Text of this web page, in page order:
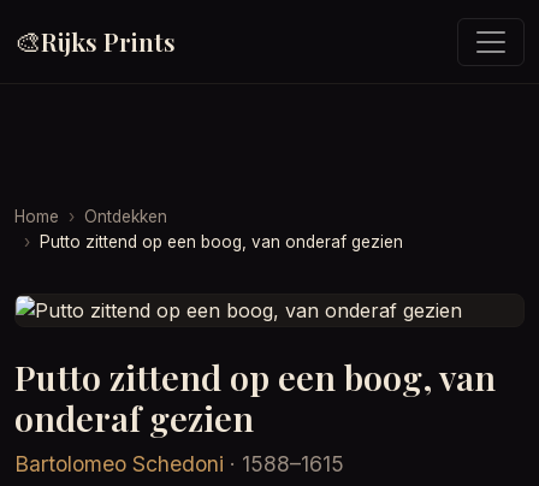
🎨Rijks Prints
Home
Ontdekken
Putto zittend op een boog, van onderaf gezien
Putto zittend op een boog, van
onderaf gezien
Bartolomeo Schedoni · 1588–1615